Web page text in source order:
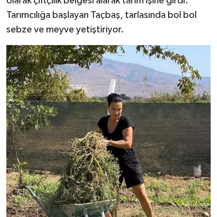
Tarımcılığa başlayan Taçbaş, tarlasında bol bol
sebze ve meyve yetiştiriyor.